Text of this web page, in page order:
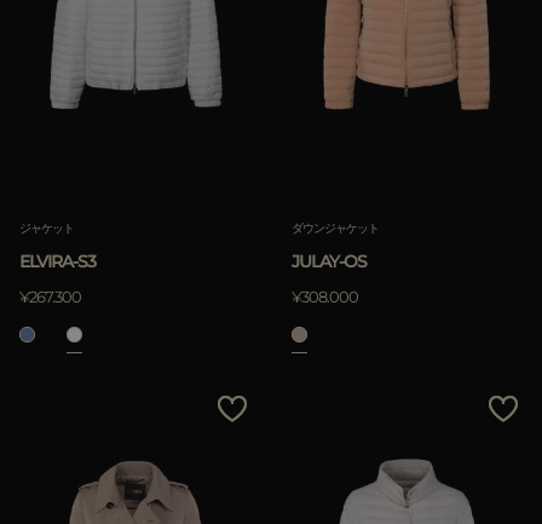
Most Popular
ジャケット
ELVIRA-S3
¥267.300
ダウンジャケット
JULAY-OS
¥308.000